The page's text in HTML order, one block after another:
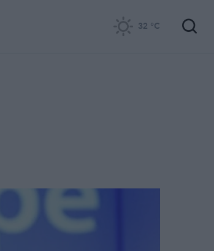
32 °C